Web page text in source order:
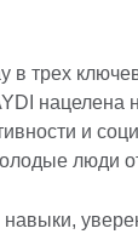
в трех
и
люди